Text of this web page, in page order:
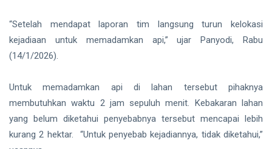
Tewas di
Pekanbaru
Siak Sri Indrapura
Pekanbaru
“Setelah mendapat laporan tim langsung turun kelokasi
kejadiaan untuk memadamkan api,” ujar Panyodi, Rabu
(14/1/2026).
Untuk memadamkan api di lahan tersebut pihaknya
membutuhkan waktu 2 jam sepuluh menit. Kebakaran lahan
yang belum diketahui penyebabnya tersebut mencapai lebih
kurang 2 hektar. “Untuk penyebab kejadiannya, tidak diketahui,”